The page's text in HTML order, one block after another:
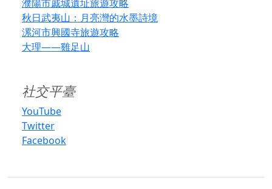
濮陽市戚城遺址旅遊攻略
秋日武夷山：月亮灣的水墨詩境
漯河市興國寺旅遊攻略
大理——雞足山
社交平臺
YouTube
Twitter
Facebook